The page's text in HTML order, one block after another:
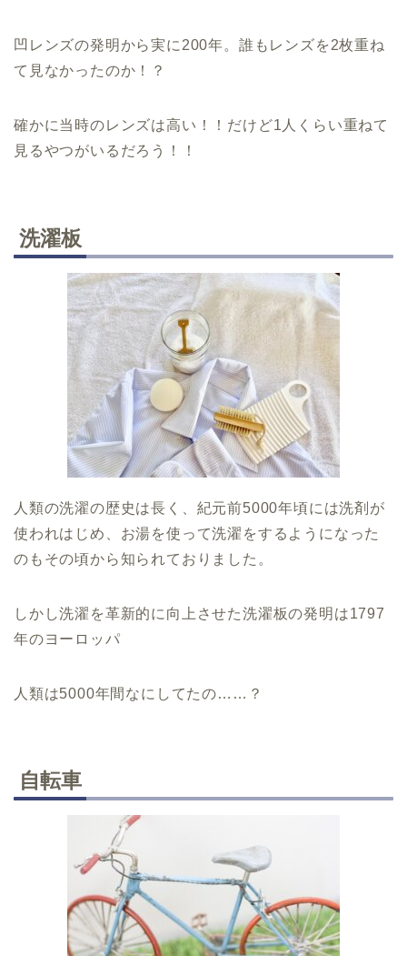
凹レンズの発明から実に200年。誰もレンズを2枚重ね
て見なかったのか！？
確かに当時のレンズは高い！！だけど1人くらい重ねて
見るやつがいるだろう！！
洗濯板
人類の洗濯の歴史は長く、紀元前5000年頃には洗剤が
使われはじめ、お湯を使って洗濯をするようになった
のもその頃から知られておりました。
しかし洗濯を革新的に向上させた洗濯板の発明は1797
年のヨーロッパ
人類は5000年間なにしてたの……？
自転車